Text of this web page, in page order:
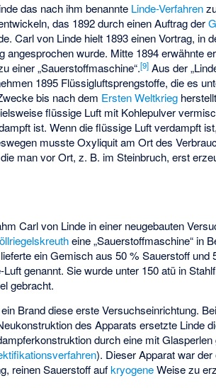
das nach ihm benannte Linde-Verfahren
das 1892 durch einen Auftrag der
Carl von Linde hielt 1893 einen Vortrag, in
angesprochen wurde. Mitte 1894 erwähnte
einer „Sauerstoffmaschine“.[9] Aus der
1895 Flüssigluftsprengstoffe, die es
bis nach dem Ersten Weltkrieg
flüssige Luft mit Kohlepulver
ist. Wenn die flüssige Luft verdampft
musste Oxyliquit am Ort des
man vor Ort, z. B. im Steinbruch, erst
Carl von Linde in einer neugebauten
eine „Sauerstoffmaschine“ in
ein Gemisch aus 50 % Sauerstoff und
genannt. Sie wurde unter 150 atü in
gebracht.
Brand diese erste Versuchseinrichtung.
des Apparats ersetzte Linde
durch eine mit Glasperlen
). Dieser Apparat war der
reinen Sauerstoff aufkryogeneWeise zu